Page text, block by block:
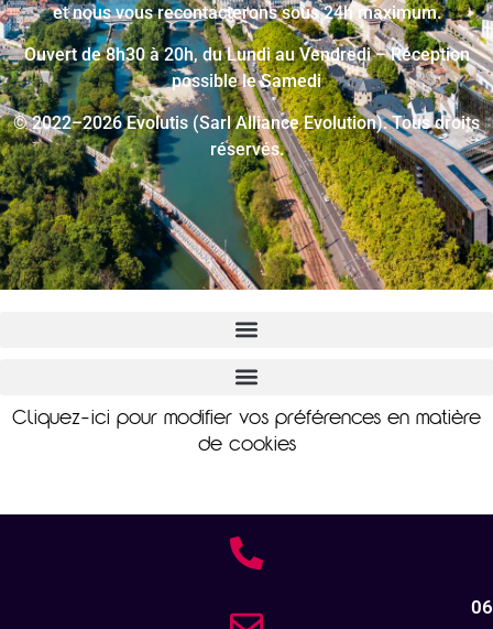
et nous vous recontacterons sous 24h maximum.
Ouvert de 8h30 à 20h, du Lundi au Vendredi – Réception
possible le Samedi
© 2022–2026 Evolutis (Sarl Alliance Evolution). Tous droits
réservés.
Cliquez-ici pour modifier vos préférences en matière
de cookies